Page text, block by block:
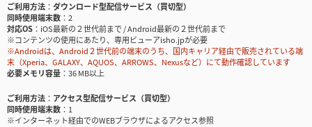
ご利用方法
ダウンロード型配信サービス（買切型）
同時使用端末数
2
対応OS
iOS最新の２世代前まで / Android最新の２世代前まで
※コンテンツの使用にあたり、専用ビューアisho.jpが必要
※Androidは、Android２世代前の端末のうち、国内キャリア経由で販売されている端
末（Xperia、GALAXY、AQUOS、ARROWS、Nexusなど）にて動作確認しています
必要メモリ容量
36 MB以上
ご利用方法
アクセス型配信サービス（買切型）
同時使用端末数
1
※インターネット経由でのWEBブラウザによるアクセス参照